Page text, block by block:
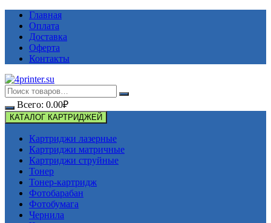
Перейти
содержимому
Главная
Оплата
Доставка
Оферта
Контакты
Всего: 0.00₽
КАТАЛОГ КАРТРИДЖЕЙ
Картриджи лазерные
Картриджи матричные
Картриджи струйные
Тонер
Тонер-картридж
Фотобарабан
Фотобумага
Чернила